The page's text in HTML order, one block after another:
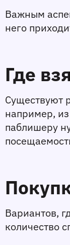
Важным
него
Где
Существуют
например,
паблишеру
Вариантов,
количество